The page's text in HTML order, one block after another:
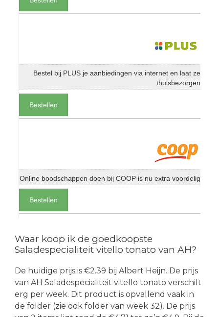
Bestel bij PLUS je aanbiedingen via internet en laat ze
thuisbezorgen
Bestellen
Online boodschappen doen bij COOP is nu extra voordelig
Bestellen
Waar koop ik de goedkoopste
Saladespecialiteit vitello tonato van AH?
De huidige prijs is €2.39 bij Albert Heijn. De prijs
van AH Saladespecialiteit vitello tonato verschilt
erg per week. Dit product is opvallend vaak in
de folder (zie ook folder van week 32). De prijs